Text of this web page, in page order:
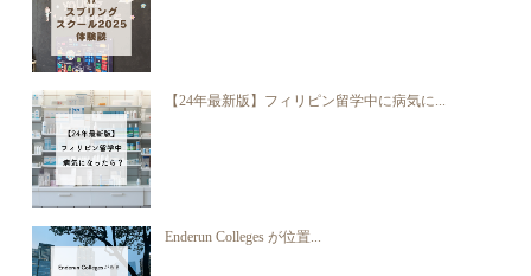
【24年最新版】フィリピン留学中に病気に...
Enderun Colleges が位置...